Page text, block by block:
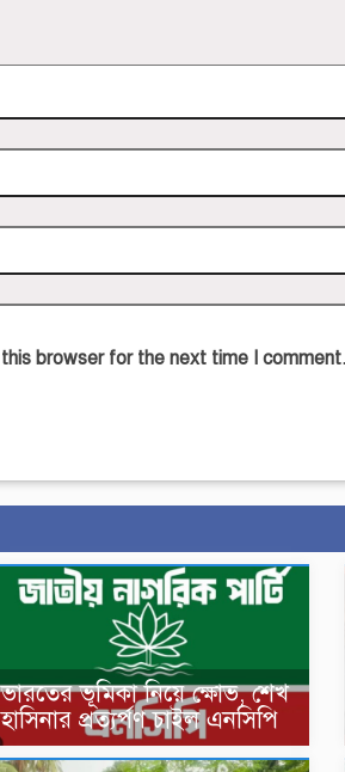
browser for the next time I comment.
ভারতের ভূমিকা নিয়ে ক্ষোভ, শেখ
হাসিনার প্রত্যর্পণ চাইল এনসিপি